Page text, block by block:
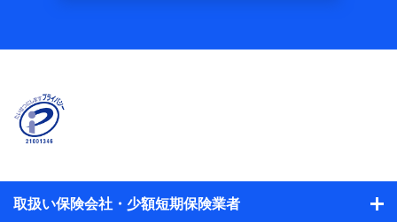
取扱い保険会社・少額短期保険業者